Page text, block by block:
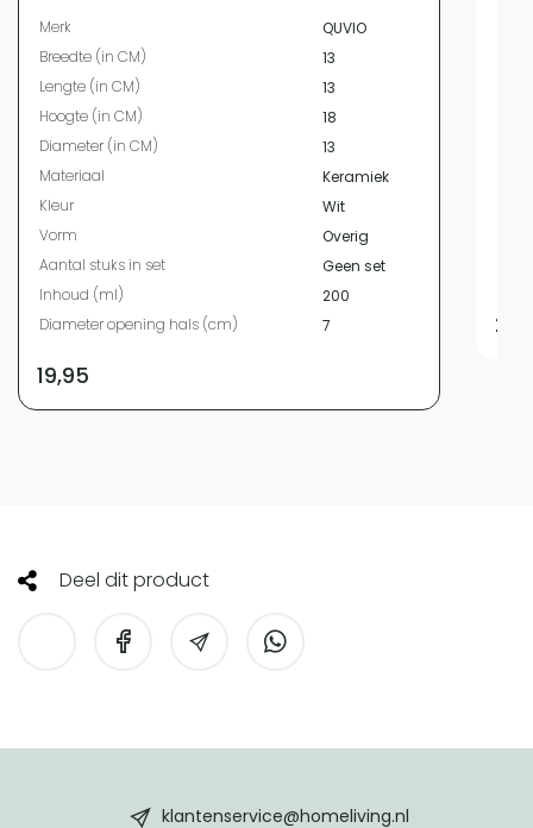
Merk
QUVIO
Breedte (in CM)
13
Lengte (in CM)
13
Hoogte (in CM)
18
Diameter (in CM)
13
Materiaal
Keramiek
Kleur
Wit
Vorm
Overig
Aantal stuks in set
Geen set
Inhoud (ml)
200
Diameter opening hals (cm)
7
19,95
Deel dit product
klantenservice@homeliving.nl